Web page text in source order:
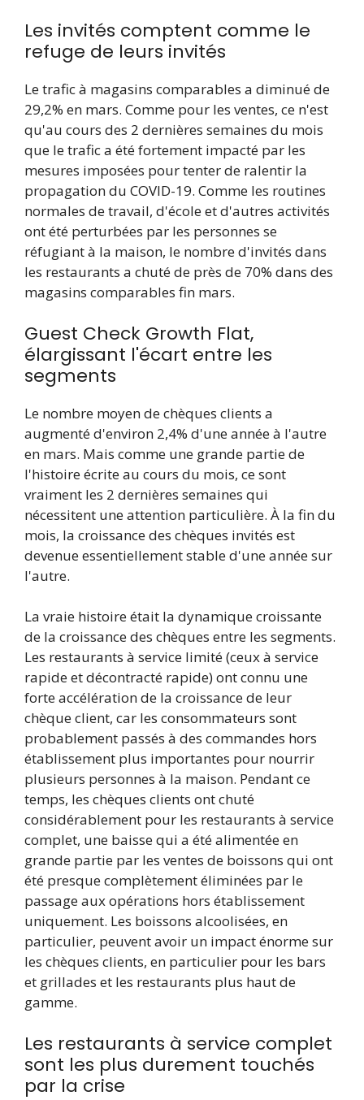
Les invités comptent comme le
refuge de leurs invités
Le trafic à magasins comparables a diminué de
29,2% en mars. Comme pour les ventes, ce n'est
qu'au cours des 2 dernières semaines du mois
que le trafic a été fortement impacté par les
mesures imposées pour tenter de ralentir la
propagation du COVID-19. Comme les routines
normales de travail, d'école et d'autres activités
ont été perturbées par les personnes se
réfugiant à la maison, le nombre d'invités dans
les restaurants a chuté de près de 70% dans des
magasins comparables fin mars.
Guest Check Growth Flat,
élargissant l'écart entre les
segments
Le nombre moyen de chèques clients a
augmenté d'environ 2,4% d'une année à l'autre
en mars. Mais comme une grande partie de
l'histoire écrite au cours du mois, ce sont
vraiment les 2 dernières semaines qui
nécessitent une attention particulière. À la fin du
mois, la croissance des chèques invités est
devenue essentiellement stable d'une année sur
l'autre.
La vraie histoire était la dynamique croissante
de la croissance des chèques entre les segments.
Les restaurants à service limité (ceux à service
rapide et décontracté rapide) ont connu une
forte accélération de la croissance de leur
chèque client, car les consommateurs sont
probablement passés à des commandes hors
établissement plus importantes pour nourrir
plusieurs personnes à la maison. Pendant ce
temps, les chèques clients ont chuté
considérablement pour les restaurants à service
complet, une baisse qui a été alimentée en
grande partie par les ventes de boissons qui ont
été presque complètement éliminées par le
passage aux opérations hors établissement
uniquement. Les boissons alcoolisées, en
particulier, peuvent avoir un impact énorme sur
les chèques clients, en particulier pour les bars
et grillades et les restaurants plus haut de
gamme.
Les restaurants à service complet
sont les plus durement touchés
par la crise